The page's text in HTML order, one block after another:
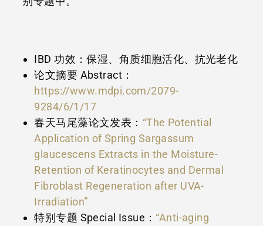
IBD 功效：保湿、角质细胞活化、抗光老化
论文摘要 Abstract：
https://www.mdpi.com/2079-
9284/6/1/17
春天马尾藻论文发表： “The Potential
Application of Spring Sargassum
glaucescens Extracts in the Moisture-
Retention of Keratinocytes and Dermal
Fibroblast Regeneration after UVA-
Irradiation”
特别专题 Special Issue： “Anti-aging